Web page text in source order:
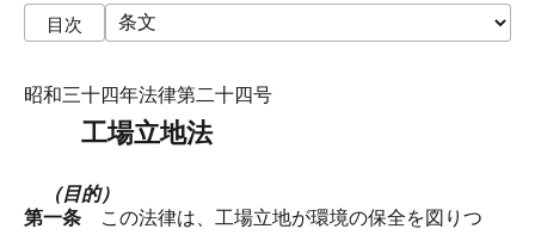
目次
昭和三十四年法律第二十四号
工場立地法
（目的）
第一条 この法律は、工場立地が環境の保全を図りつ